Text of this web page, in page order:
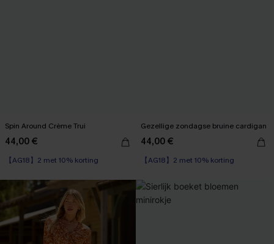
Spin Around Crème Trui
44,00 €
【AG18】2 met 10% korting
Gezellige zondagse bruine cardigan
44,00 €
【AG18】2 met 10% korting